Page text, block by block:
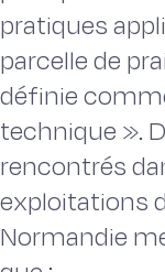
pratiques
parcelle de
définie
technique ».
rencontrés
exploitations
Normandie